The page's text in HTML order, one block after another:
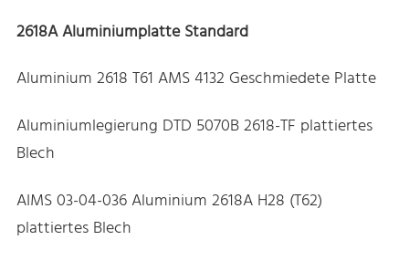
2618A Aluminiumplatte Standard
Aluminium 2618 T61 AMS 4132 Geschmiedete Platte
Aluminiumlegierung DTD 5070B 2618-TF plattiertes
Blech
AIMS 03-04-036 Aluminium 2618A H28 (T62)
plattiertes Blech